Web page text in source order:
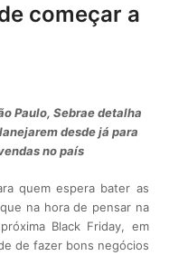
começar a
Paulo, Sebrae detalha
desde já para
no país
quem espera bater as
na hora de pensar na
Black Friday, em
de fazer bons negócios